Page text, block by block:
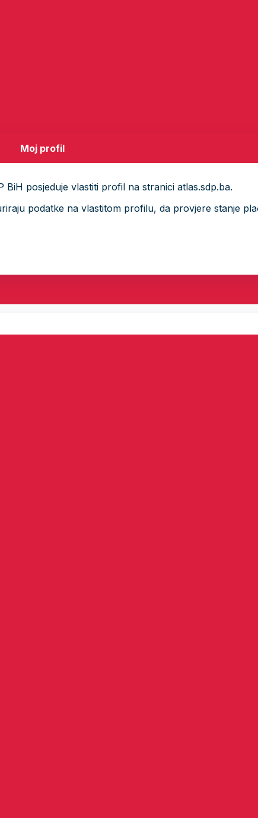
Moj profil
posjeduje vlastiti profil na stranici atlas.sdp.ba.
podatke na vlastitom profilu, da provjere stanje